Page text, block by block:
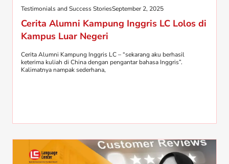
Testimonials and Success StoriesSeptember 2, 2025
Cerita Alumni Kampung Inggris LC Lolos di
Kampus Luar Negeri
Cerita Alumni Kampung Inggris LC – “sekarang aku berhasil
keterima kuliah di China dengan pengantar bahasa Inggris”.
Kalimatnya nampak sederhana,